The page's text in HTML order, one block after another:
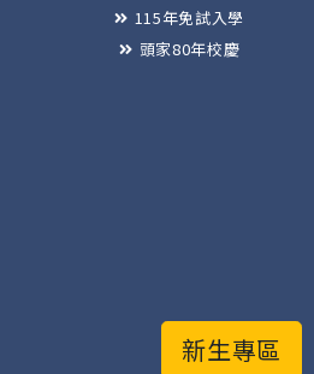
新生專區
115年免試入學
頭家80年校慶